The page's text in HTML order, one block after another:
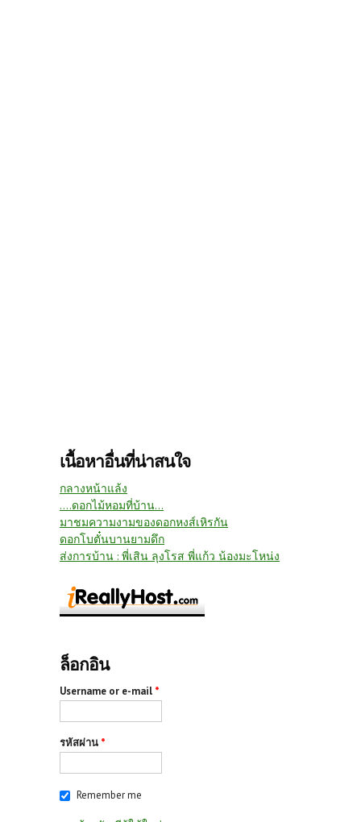
เนื้อหาอื่นที่น่าสนใจ
กลางหน้าแล้ง
....ดอกไม้หอมที่บ้าน...
มาชมความงามของดอกหงส์เหิรกัน
ดอกโบตั๋นบานยามดึก
ส่งการบ้าน : พี่เสิน ลุงโรส พี่แก้ว น้องมะโหน่ง
ล็อกอิน
Username or e-mail *
รหัสผ่าน *
Remember me